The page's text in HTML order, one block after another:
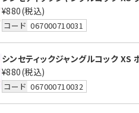
¥880(税込)
コード 067000710031
シンセティックジャングルコック XS
¥880(税込)
コード 067000710032